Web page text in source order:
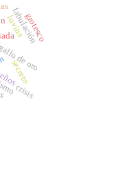
luvina
de oro
fabulación
secreto
crisis
grotesco